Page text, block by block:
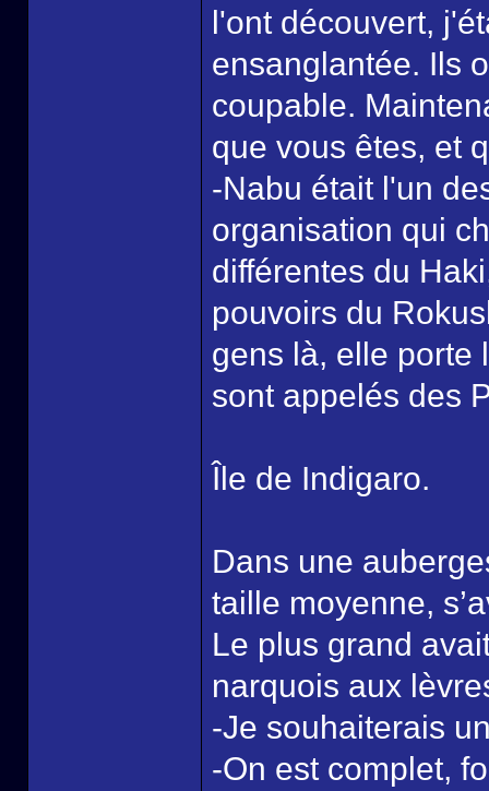
l'ont découvert,
ensanglantée. Ils
coupable.
que vous êtes, et
-Nabu était l'un
organisation qui
différentes du
pouvoirs du
gens là, elle porte
sont appelés des
Île de Indigaro.
Dans une
taille moyenne,
Le plus grand
narquois aux
-Je souhaiterais
-On est complet,